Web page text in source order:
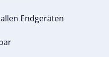
Endgeräten